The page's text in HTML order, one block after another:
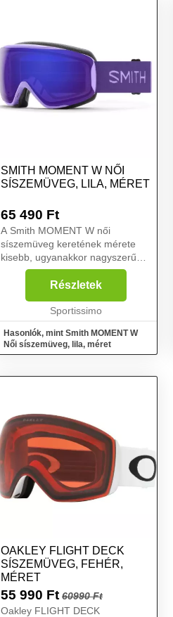
SMITH MOMENT W NŐI
SÍSZEMÜVEG, LILA, MÉRET
65 490 Ft
A Smith MOMENT W női
síszemüveg keretének mérete
kisebb, ugyanakkor nagyszerű
perifériás látást biztosít a
speciális pántrögzítésnek
köszönhetően, amely tökéletesen
illeszkedik a sisakodhoz. A
Részletek
Sportissimo
Hasonlók, mint Smith MOMENT W
Női síszemüveg, lila, méret
OAKLEY FLIGHT DECK
SÍSZEMÜVEG, FEHÉR,
MÉRET
55 990 Ft 60990 Ft
Oakley FLIGHT DECK